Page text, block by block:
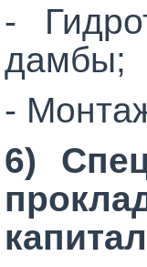
-
дамбы;
-
6)